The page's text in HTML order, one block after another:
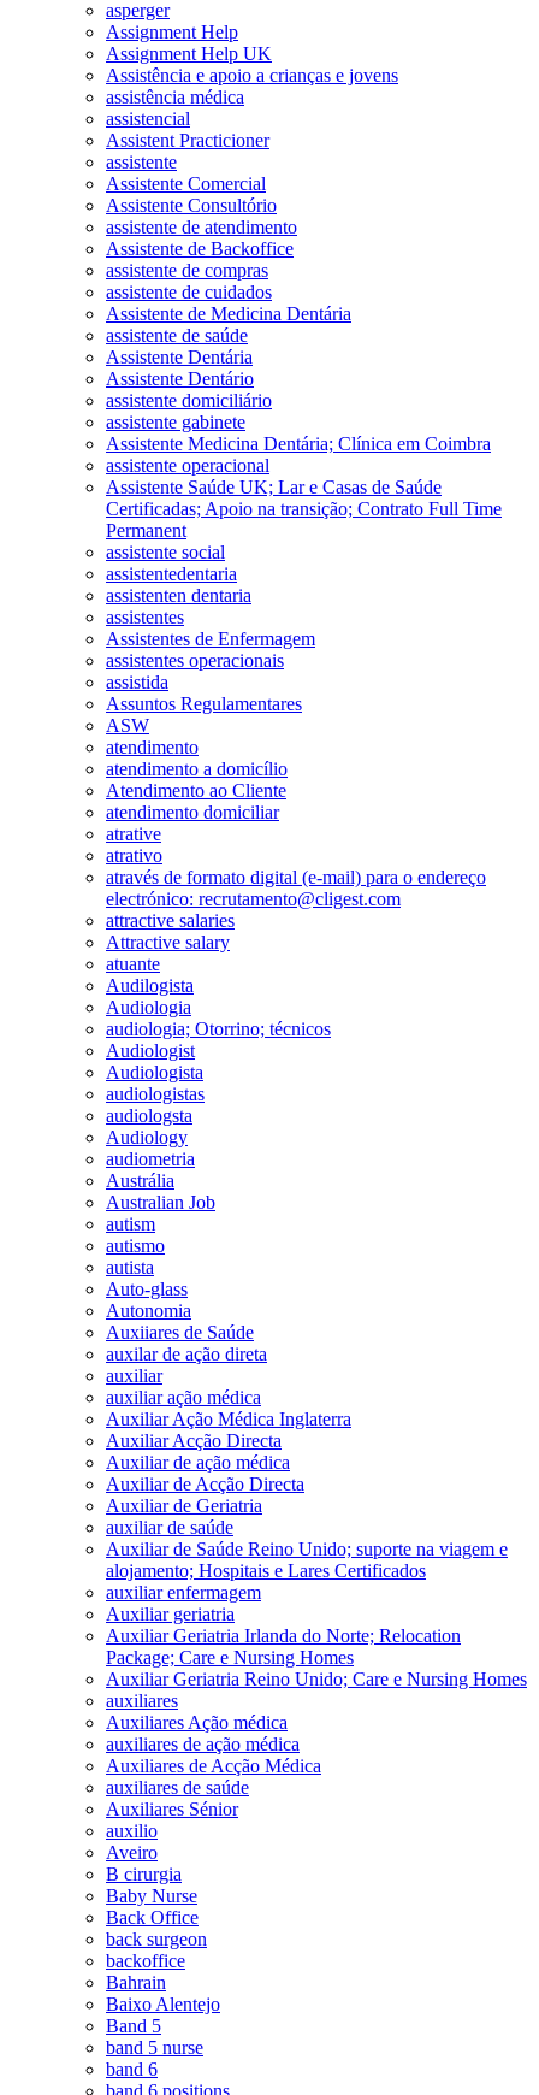
asperger
Assignment Help
Assignment Help UK
Assistência e apoio a crianças e jovens
assistência médica
assistencial
Assistent Practicioner
assistente
Assistente Comercial
Assistente Consultório
assistente de atendimento
Assistente de Backoffice
assistente de compras
assistente de cuidados
Assistente de Medicina Dentária
assistente de saúde
Assistente Dentária
Assistente Dentário
assistente domiciliário
assistente gabinete
Assistente Medicina Dentária; Clínica em Coimbra
assistente operacional
Assistente Saúde UK; Lar e Casas de Saúde
Certificadas; Apoio na transição; Contrato Full Time
Permanent
assistente social
assistentedentaria
assistenten dentaria
assistentes
Assistentes de Enfermagem
assistentes operacionais
assistida
Assuntos Regulamentares
ASW
atendimento
atendimento a domicílio
Atendimento ao Cliente
atendimento domiciliar
atrative
atrativo
através de formato digital (e-mail) para o endereço
electrónico: recrutamento@cligest.com
attractive salaries
Attractive salary
atuante
Audilogista
Audiologia
audiologia; Otorrino; técnicos
Audiologist
Audiologista
audiologistas
audiologsta
Audiology
audiometria
Austrália
Australian Job
autism
autismo
autista
Auto-glass
Autonomia
Auxiiares de Saúde
auxilar de ação direta
auxiliar
auxiliar ação médica
Auxiliar Ação Médica Inglaterra
Auxiliar Acção Directa
Auxiliar de ação médica
Auxiliar de Acção Directa
Auxiliar de Geriatria
auxiliar de saúde
Auxiliar de Saúde Reino Unido; suporte na viagem e
alojamento; Hospitais e Lares Certificados
auxiliar enfermagem
Auxiliar geriatria
Auxiliar Geriatria Irlanda do Norte; Relocation
Package; Care e Nursing Homes
Auxiliar Geriatria Reino Unido; Care e Nursing Homes
auxiliares
Auxiliares Ação médica
auxiliares de ação médica
Auxiliares de Acção Médica
auxiliares de saúde
Auxiliares Sénior
auxilio
Aveiro
B cirurgia
Baby Nurse
Back Office
back surgeon
backoffice
Bahrain
Baixo Alentejo
Band 5
band 5 nurse
band 6
band 6 positions